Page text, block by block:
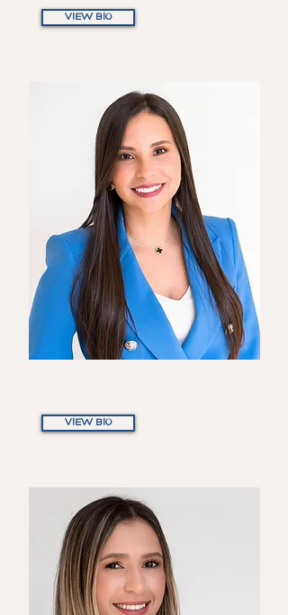
VIEW BIO
VIEW BIO